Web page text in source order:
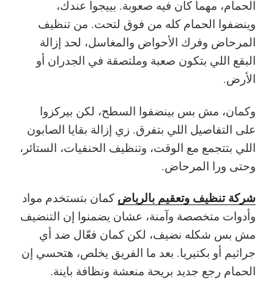
الحمام، مهما كان فيه صعوبة. بييجوا عندك،
وينضفوا الحمام كله من فوق لتحت. من تنظيف
المرحاض وفرك الأحواض والمغاسل، لحد إزالة
البقع اللي بتكون صعبة وملتصقة في الجدران أو
الأرض.
وكمان، مش بس بينضفوا السطح، لكن بيركزوا
على التفاصيل اللي بتفرق. زي إزالة بقايا الصابون
اللي بتتجمع مع الوقت، وتنظيف الحنفيات، الستائر،
وحتى ورا المرحاض.
شركة تنظيف وتعقيم بالرياض كمان بتستخدم مواد
وأدوات متخصصة وآمنة، عشان يضمنوا إن التنضيف
مش بس شكله نضيف، لكن كمان فعّال ضد أي
جراثيم أو بكتيريا. بعد ما الفريق يخلص، هتحسي إن
الحمام رجع جديد بريحة منعشة ونظافة باينة.